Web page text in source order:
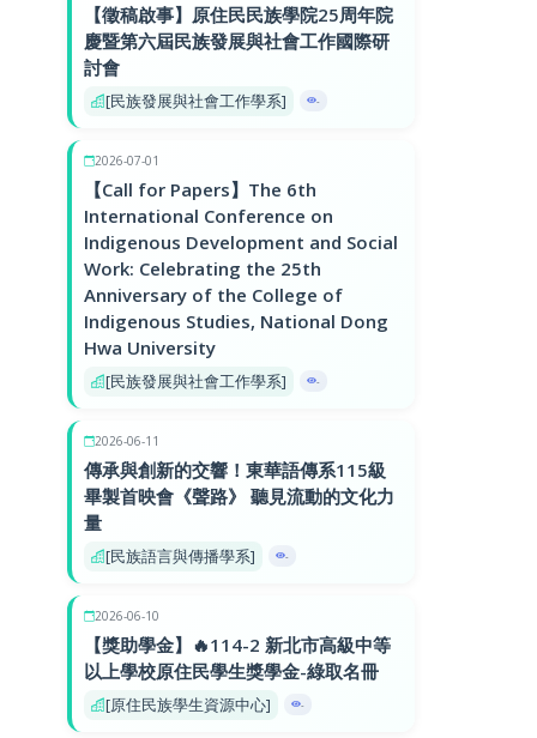
【徵稿啟事】原住民民族學院25周年院
慶暨第六屆民族發展與社會工作國際研
討會
[民族發展與社會工作學系] -
2026-07-01
【Call for Papers】The 6th
International Conference on
Indigenous Development and Social
Work: Celebrating the 25th
Anniversary of the College of
Indigenous Studies, National Dong
Hwa University
[民族發展與社會工作學系] -
2026-06-11
傳承與創新的交響！東華語傳系115級
畢製首映會《聲路》 聽見流動的文化力
量
[民族語言與傳播學系] -
2026-06-10
【獎助學金】🔥114-2 新北市高級中等
以上學校原住民學生獎學金-綠取名冊
[原住民族學生資源中心] -